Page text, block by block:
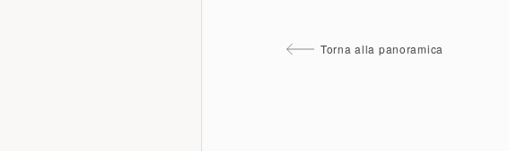
Torna alla panoramica